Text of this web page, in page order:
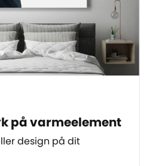
på varmeelement
design på dit